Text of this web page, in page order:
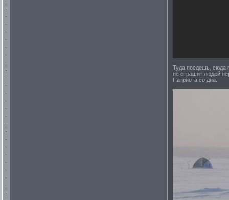
Туда поедешь, сюда
не страшит людей
Патриота со дна.